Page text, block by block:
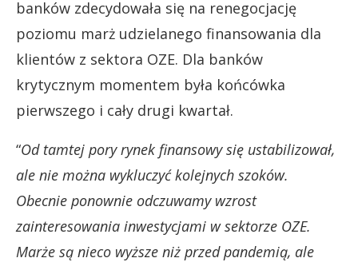
banków zdecydowała się na renegocjację
poziomu marż udzielanego finansowania dla
klientów z sektora OZE. Dla banków
krytycznym momentem była końcówka
pierwszego i cały drugi kwartał.
“Od tamtej pory rynek finansowy się ustabilizował,
ale nie można wykluczyć kolejnych szoków.
Obecnie ponownie odczuwamy wzrost
zainteresowania inwestycjami w sektorze OZE.
Marże są nieco wyższe niż przed pandemią, ale